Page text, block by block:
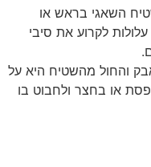
השאגי בראש או
לקרוע את סיבי
והחול מהשטיח היא על
או בחצר ולחבוט בו